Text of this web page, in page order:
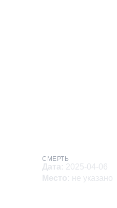
СМЕРТЬ
Дата: 2025-04-06
Место: не указано